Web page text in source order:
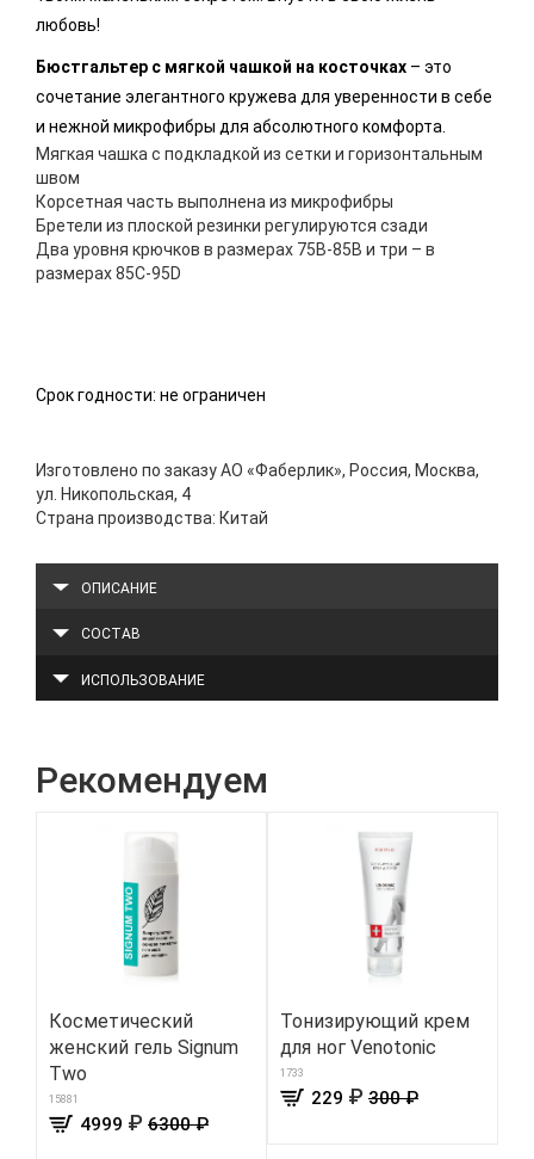
любовь!
Бюстгальтер с мягкой чашкой на косточках – это
сочетание элегантного кружева для уверенности в себе
и нежной микрофибры для абсолютного комфорта.
Мягкая чашка с подкладкой из сетки и горизонтальным
швом
Корсетная часть выполнена из микрофибры
Бретели из плоской резинки регулируются сзади
Два уровня крючков в размерах 75B-85B и три – в
размерах 85С-95D
Срок годности: не ограничен
Изготовлено по заказу АО «Фаберлик», Россия, Москва,
ул. Никопольская, 4
Страна производства: Китай
ОПИСАНИЕ
СОСТАВ
ИСПОЛЬЗОВАНИЕ
Рекомендуем
Косметический
женский гель Signum
Two
15881
4999 ₽ 6300 ₽
Тонизирующий крем
для ног Venotonic
1733
229 ₽ 300 ₽